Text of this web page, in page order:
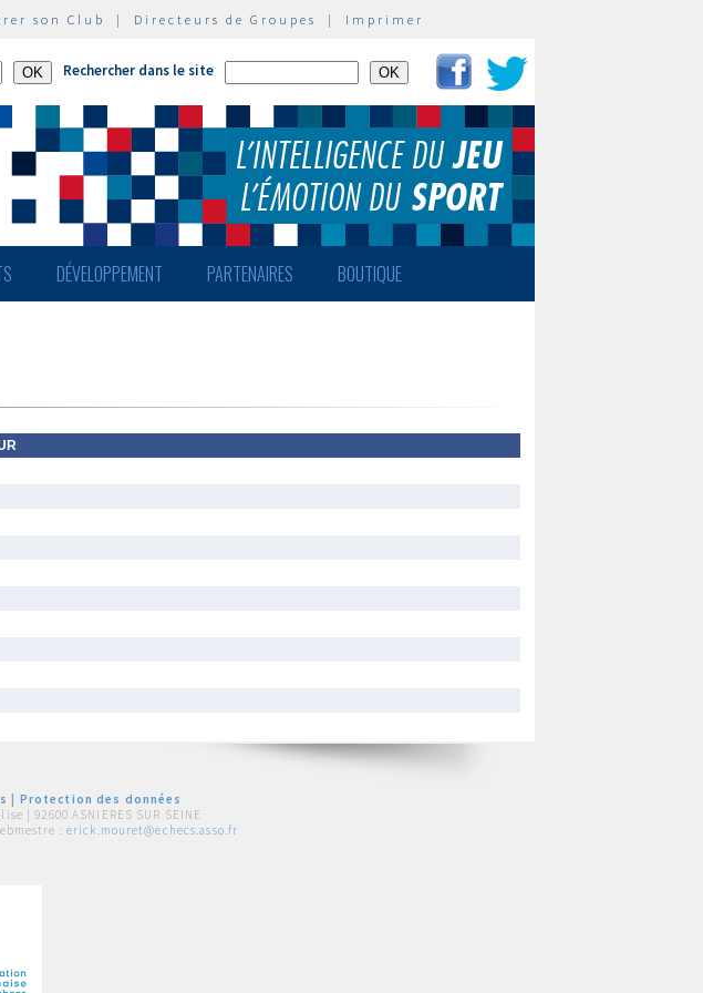
son Club | Directeurs de Groupes | Imprimer
Rechercher dans le site
DÉVELOPPEMENT PARTENAIRES BOUTIQUE
Protection des données
| 92600 ASNIERES SUR SEINE
: erick.mouret@echecs.asso.fr